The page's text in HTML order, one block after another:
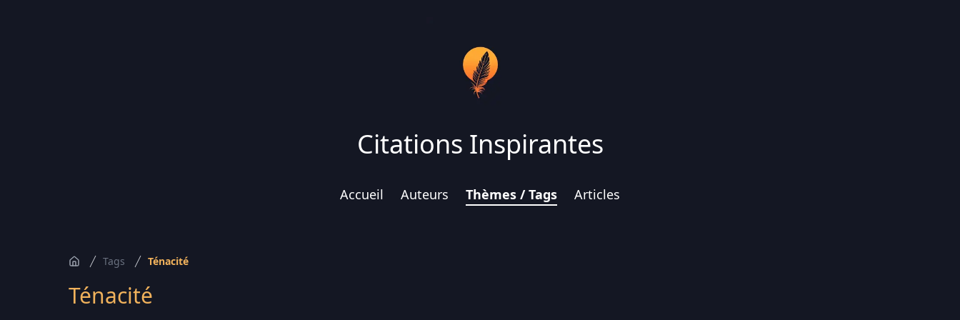
Citations Inspirantes
Accueil Auteurs Thèmes / Tags Articles
Tags Ténacité
Ténacité